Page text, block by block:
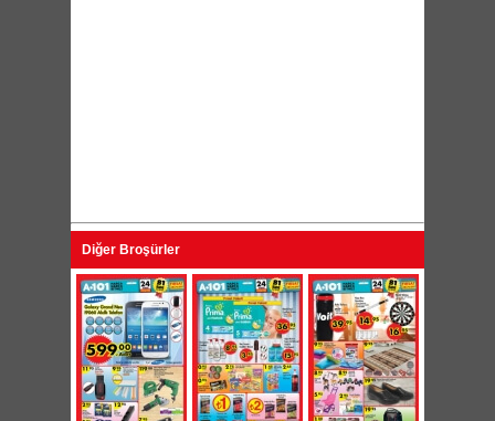
Diğer Broşürler